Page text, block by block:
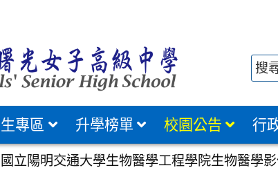
專區 升學榜單 校園公告 行
國立陽明交通大學生物醫學工程學院生物醫學